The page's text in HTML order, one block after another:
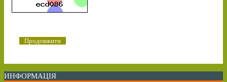
Продовжити
ИНФОРМАЦІЯ